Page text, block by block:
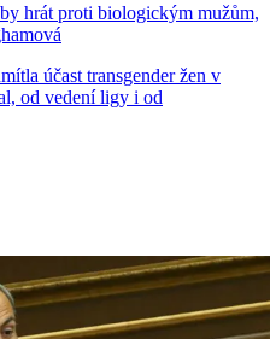
hrát proti biologickým mužům,
účast transgender žen v
od vedení ligy i od